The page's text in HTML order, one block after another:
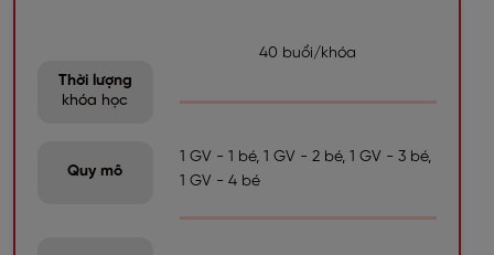
Thời lượng
khóa học
40 buổi/khóa
Quy mô
1 GV - 1 bé, 1 GV - 2 bé, 1 GV - 3 bé,
1 GV - 4 bé